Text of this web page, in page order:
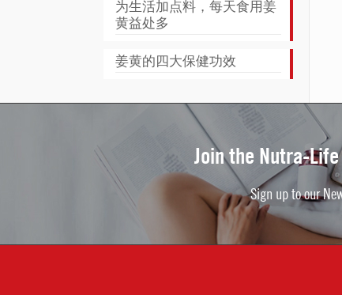
为生活加点料，每天食用姜
黄益处多
姜黄的四大保健功效
Join the Nutra-
Sign up to our